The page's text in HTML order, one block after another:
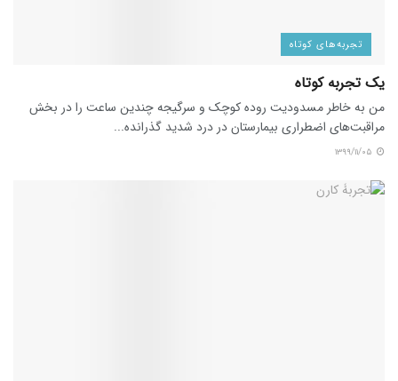
تجربه‌های کوتاه
یک تجربه کوتاه
من به خاطر مسدودیت روده کوچک و سرگیجه چندین ساعت را در بخش
مراقبت‌های اضطراری بیمارستان در درد شدید گذرانده...